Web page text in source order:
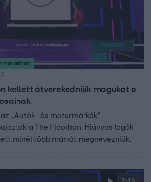
maradhat
kellett átverekedniük magukat a
az „Autók- és motormárkák”
a The Floorban. Hiányos logók
minél több márkát megnevezniük.